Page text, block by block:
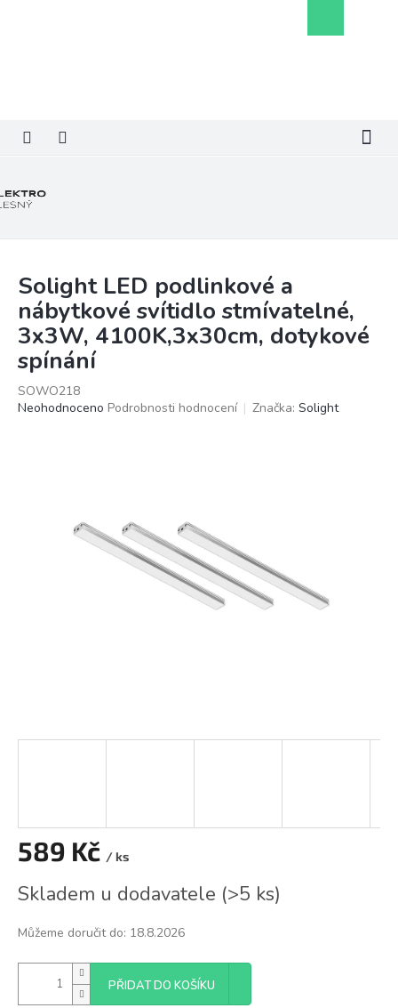
košík
Solight LED podlinkové a
nábytkové svítidlo stmívatelné,
3x3W, 4100K,3x30cm, dotykové
spínání
SOWO218
Průměrné
Neohodnoceno Podrobnosti hodnocení Značka: Solight
589 Kč / ks
cena:
Skladem u dodavatele (>5 ks)
Můžeme doručit do: 18.8.2026
PŘIDAT DO KOŠÍKU